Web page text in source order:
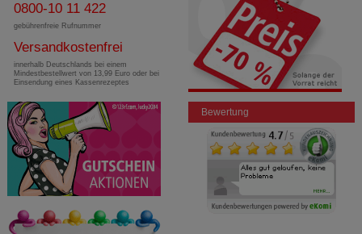
0800-10 11 422
gebührenfreie Rufnummer
Versandkostenfrei
innerhalb Deutschlands bei einem
Mindestbestellwert von 13,99 Euro oder bei
Einsendung eines Kassenrezeptes
Bewertung